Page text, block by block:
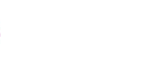
teilen (externer Link, öffnet neues
Facebook teilen (externer Link, öffnet